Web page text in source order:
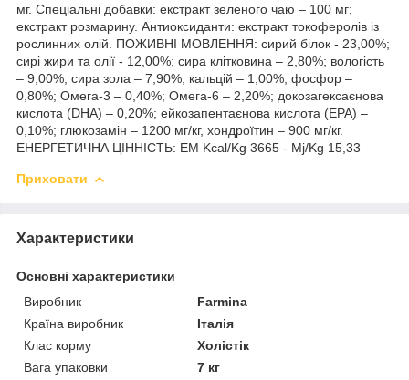
мг. Спеціальні добавки: екстракт зеленого чаю – 100 мг;
екстракт розмарину. Антиоксиданти: екстракт токоферолів із
рослинних олій. ПОЖИВНІ МОВЛЕННЯ: сирий білок - 23,00%;
сирі жири та олії - 12,00%; сира клітковина – 2,80%; вологість
– 9,00%, сира зола – 7,90%; кальцій – 1,00%; фосфор –
0,80%; Омега-3 – 0,40%; Омега-6 – 2,20%; докозагексаєнова
кислота (DHA) – 0,20%; ейкозапентаєнова кислота (EPA) –
0,10%; глюкозамін – 1200 мг/кг, хондроїтин – 900 мг/кг.
ЕНЕРГЕТИЧНА ЦІННІСТЬ: EM Kcal/Kg 3665 - Mj/Kg 15,33
Приховати
Характеристики
Основні характеристики
Виробник
Farmina
Країна виробник
Італія
Клас корму
Холістік
Вага упаковки
7 кг